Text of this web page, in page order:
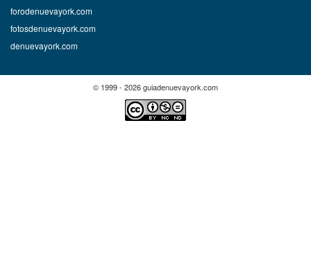
forodenuevayork.com
fotosdenuevayork.com
denuevayork.com
© 1999 - 2026 guiadenuevayork.com